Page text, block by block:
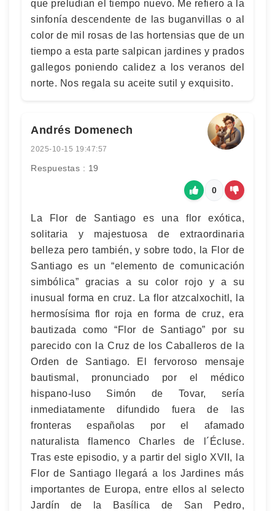
que preludian el tiempo nuevo. Me refiero a la
sinfonía descendente de las buganvillas o al
color de mil rosas de las hortensias que de un
tiempo a esta parte salpican jardines y prados
gallegos poniendo calidez a los veranos del
norte. Nos regala su aceite sutil y exquisito.
Andrés Domenech
2025-10-15 19:47:57
Respuestas : 19
0
La Flor de Santiago es una flor exótica,
solitaria y majestuosa de extraordinaria
belleza pero también, y sobre todo, la Flor de
Santiago es un “elemento de comunicación
simbólica” gracias a su color rojo y a su
inusual forma en cruz. La flor atzcalxochitl, la
hermosísima flor roja en forma de cruz, era
bautizada como “Flor de Santiago” por su
parecido con la Cruz de los Caballeros de la
Orden de Santiago. El fervoroso mensaje
bautismal, pronunciado por el médico
hispano-luso Simón de Tovar, sería
inmediatamente difundido fuera de las
fronteras españolas por el afamado
naturalista flamenco Charles de l´Écluse.
Tras este episodio, y a partir del siglo XVII, la
Flor de Santiago llegará a los Jardines más
importantes de Europa, entre ellos al selecto
Jardín de la Basílica de San Pedro,